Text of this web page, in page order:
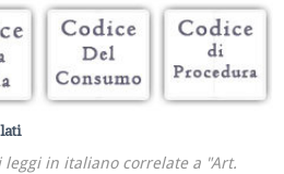
in italiano correlate a "Art.